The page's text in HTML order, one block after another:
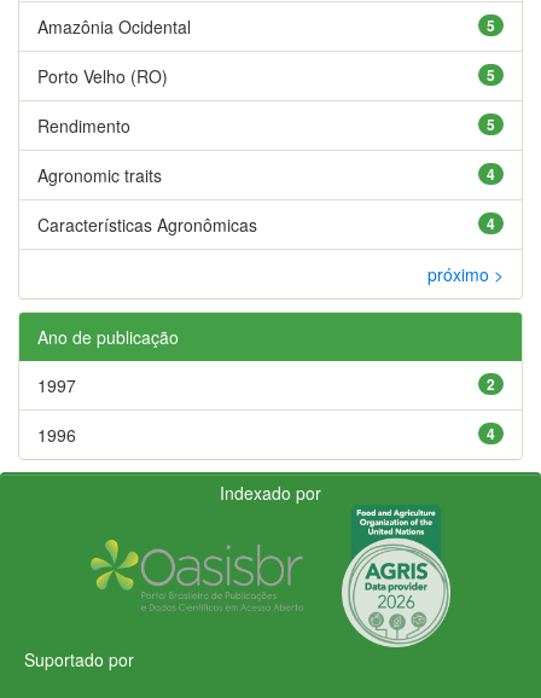
5
Amazônia Ocidental
5
Porto Velho (RO)
5
Rendimento
4
Agronomic traits
4
Características Agronômicas
próximo >
Ano de publicação
2
1997
4
1996
Indexado por
Suportado por